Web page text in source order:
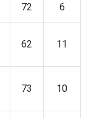
72 6
62 11
73 10